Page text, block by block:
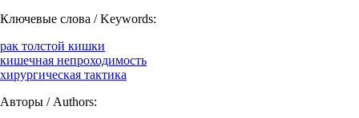
Ключевые слова / Keywords:
рак толстой кишки
кишечная непроходимость
хирургическая тактика
Авторы / Authors: